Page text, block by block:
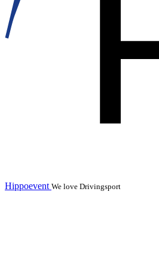
Hippoevent We love Drivingsport